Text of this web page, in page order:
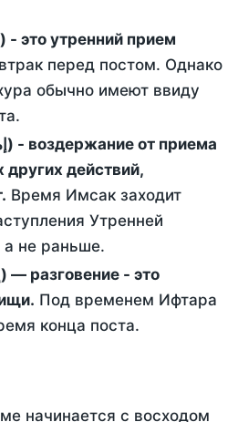
перед постом. Однако
обычно имеют ввиду
других действий,
Время Имсак заходит
Утренней
не раньше.
Под временем Ифтара
конца поста.
начинается с восходом